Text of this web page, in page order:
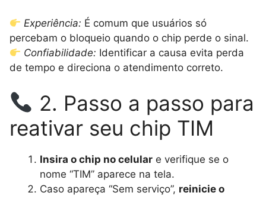
Experiência: É comum que usuários só
percebam o bloqueio quando o chip perde o sinal.
Confiabilidade: Identificar a causa evita perda
de tempo e direciona o atendimento correto.
2. Passo a passo para
reativar seu chip TIM
Insira o chip no celular e verifique se o
nome “TIM” aparece na tela.
Caso apareça “Sem serviço”, reinicie o